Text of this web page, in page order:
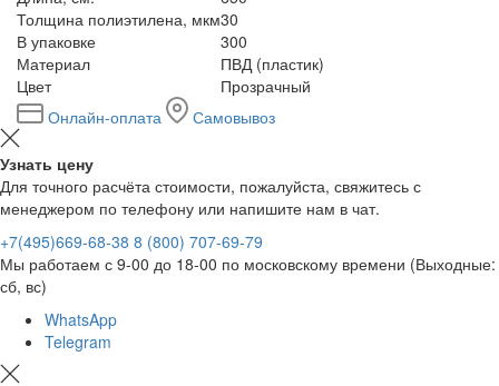
Толщина полиэтилена, мкм30
В упаковке
300
Материал
ПВД (пластик)
Цвет
Прозрачный
Онлайн-оплата
Самовывоз
Узнать цену
Для точного расчёта стоимости, пожалуйста, свяжитесь с
менеджером по телефону или напишите нам в чат.
+7(495)669-68-38 8 (800) 707-69-79
Мы работаем с 9-00 до 18-00 по московскому времени (Выходные:
сб, вс)
WhatsApp
Telegram